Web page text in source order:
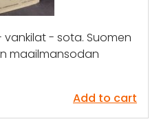
vankilat - sota. Suomen
maailmansodan
Add to cart